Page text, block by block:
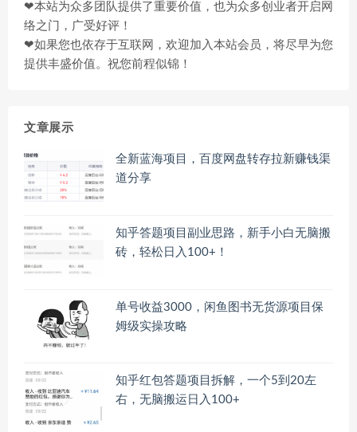
❤本站为众多团队提供了重要价值，也为众多创业者开启网
络之门，广受好评！
❤如果您也依存于互联网，欢迎加入本站会员，将尽早为您
提供丰盛价值。祝您前程似锦！
文章展示
全新蓝海项目，百度网盘转存拉新赚钱渠
道分享
知乎答题项目副业思路，新手小白无脑搬
砖，轻松日入100+！
单号收益3000，闲鱼图书无货源项目保
姆级实操攻略
知乎红包答题项目拆解，一个5到20左
右，无脑搬运日入100+